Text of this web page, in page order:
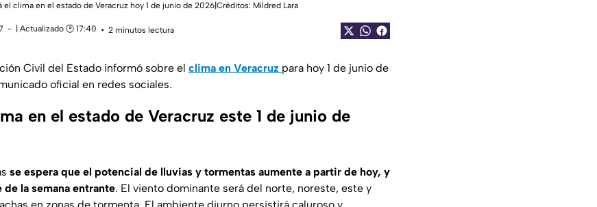
el clima en el estado de Veracruz hoy 1 de junio de 2026|Créditos: Mildred Lara
| Actualizado 🕑 17:40
2 minutos lectura
Civil del Estado informó sobre el clima en Veracruz para hoy 1 de junio de
oficial en redes sociales.
en el estado de Veracruz este 1 de junio de
se espera que el potencial de lluvias y tormentas aumente a partir de hoy, y
la semana entrante. El viento dominante será del norte, noreste, este y